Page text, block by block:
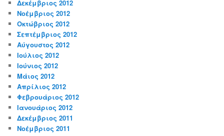
Δεκέμβριος 2012
Νοέμβριος 2012
Οκτώβριος 2012
Σεπτέμβριος 2012
Αύγουστος 2012
Ιούλιος 2012
Ιούνιος 2012
Μάιος 2012
Απρίλιος 2012
Φεβρουάριος 2012
Ιανουάριος 2012
Δεκέμβριος 2011
Νοέμβριος 2011